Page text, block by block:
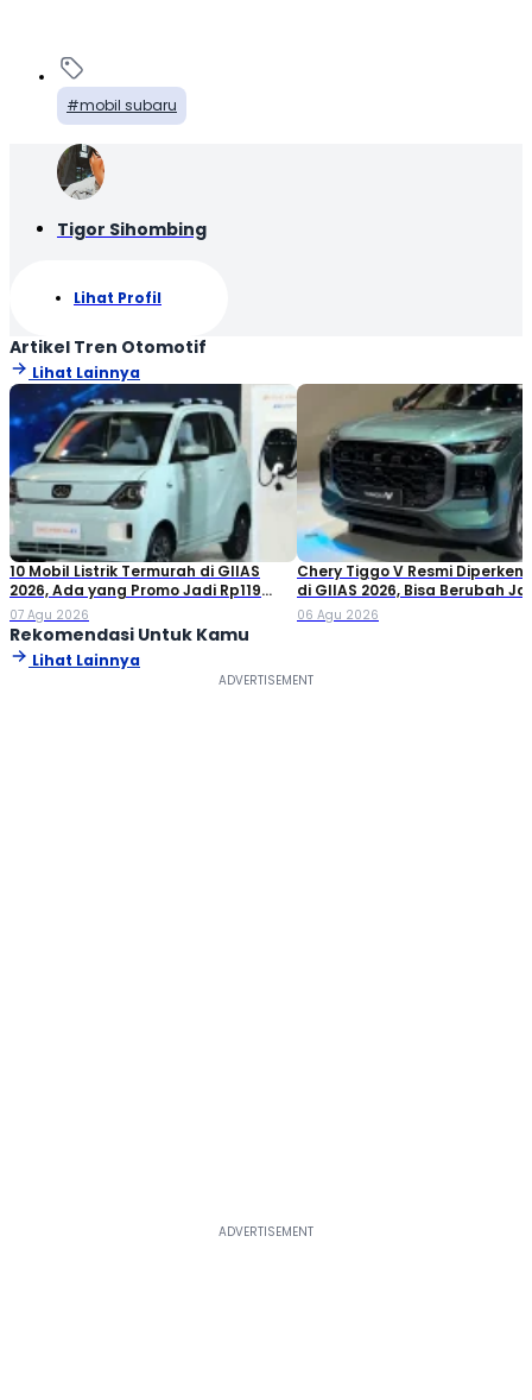
mobil subaru
Tigor Sihombing
Lihat Profil
Artikel Tren Otomotif
Lihat Lainnya
10 Mobil Listrik Termurah di GIIAS
2026, Ada yang Promo Jadi Rp119
Jutaan!
07 Agu 2026
Chery Tiggo V Resmi
di GIIAS 2026, Bisa Berubah
Double Cabin
06 Agu 2026
Rekomendasi Untuk Kamu
Lihat Lainnya